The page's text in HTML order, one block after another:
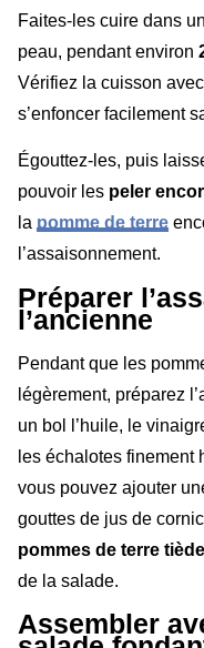
Faites-les cuire dans
peau, pendant environ
Vérifiez la cuisson
s’enfoncer facilement
Égouttez-les, puis
pouvoir les peler
la pomme de terre
l’assaisonnement.
Préparer
l’ancienne
Pendant que les
légèrement, préparez
un bol l’huile, le
les échalotes finement
vous pouvez ajouter
gouttes de jus de
pommes de terre
de la salade.
Assembler